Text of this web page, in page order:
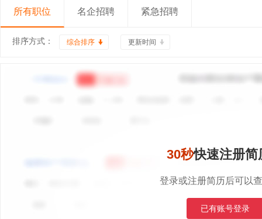
所有职位 名企招聘 紧急招聘
排序方式： 综合排序 更新时间
30秒快速注册简
登录或注册简历后可以
已有账号登录